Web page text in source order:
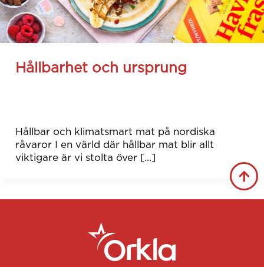
Hållbarhet och ursprung
Hållbar och klimatsmart mat på nordiska
råvaror I en värld där hållbar mat blir allt
viktigare är vi stolta över […]